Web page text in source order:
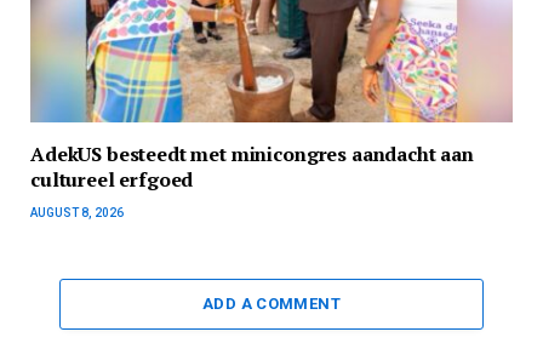
AdekUS besteedt met minicongres aandacht aan
cultureel erfgoed
AUGUST 8, 2026
ADD A COMMENT